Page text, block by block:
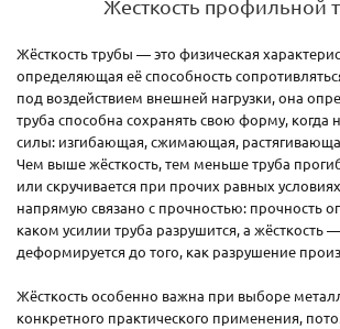
Жесткость профильной
Жёсткость трубы — это физическая
определяющая её способность
под воздействием внешней нагрузки, она
труба способна сохранять свою форму, когда
силы: изгибающая, сжимающая,
Чем выше жёсткость, тем меньше труба
или скручивается при прочих равных
напрямую связано с прочностью: прочность
каком усилии труба разрушится, а жёсткость
деформируется до того, как разрушение
Жёсткость особенно важна при выборе
конкретного практического применения,